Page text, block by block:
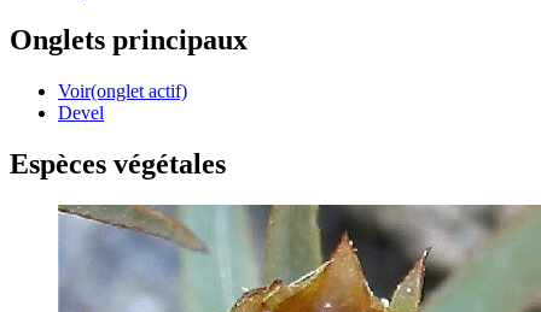
Onglets principaux
Voir(onglet actif)
Devel
Espèces végétales